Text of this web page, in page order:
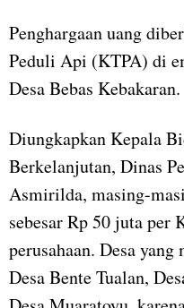
Penghargaan uang
Peduli Api (KTPA) di
Desa Bebas Kebakaran.
Diungkapkan Kepala
Berkelanjutan, Dinas
Asmirilda, masing-
sebesar Rp 50 juta per
perusahaan. Desa
Desa Bente Tualan,